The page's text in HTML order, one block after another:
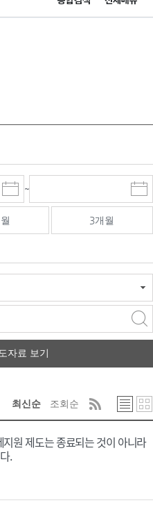
다.
시
~
종
료
선
3개월
자료 보기
최신순 조회순
원 제도는 종료되는 것이 아니라
.